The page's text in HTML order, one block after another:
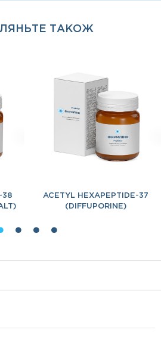
ТАКОЖ
38
ACETYL HEXAPEPTIDE-37
(DIFFUPORINE)